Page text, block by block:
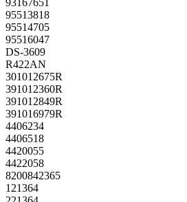
93167651
95513818
95514705
95516047
DS-3609
R422AN
301012675R
391012360R
391012849R
391016979R
4406234
4406518
4420055
4422058
8200842365
121364